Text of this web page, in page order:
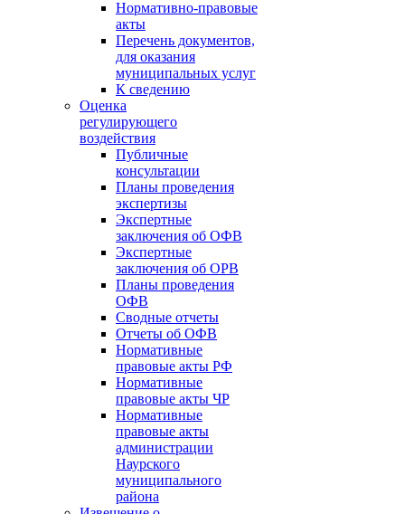
Нормативно-правовые
акты
Перечень документов,
для оказания
муниципальных услуг
К сведению
Оценка
регулирующего
воздействия
Публичные
консультации
Планы проведения
экспертизы
Экспертные
заключения об ОФВ
Экспертные
заключения об ОРВ
Планы проведения
ОФВ
Сводные отчеты
Отчеты об ОФВ
Нормативные
правовые акты РФ
Нормативные
правовые акты ЧР
Нормативные
правовые акты
администрации
Наурского
муниципального
района